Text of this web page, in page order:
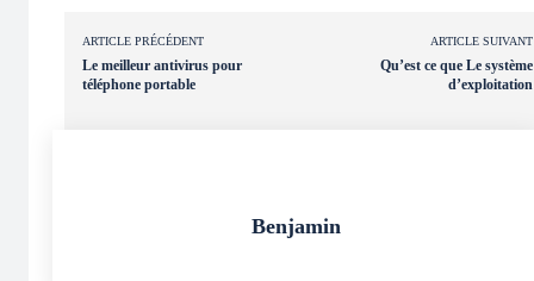
ARTICLE PRÉCÉDENT
Le meilleur antivirus pour
téléphone portable
ARTICLE SUIVANT
Qu’est ce que Le système
d’exploitation
Benjamin